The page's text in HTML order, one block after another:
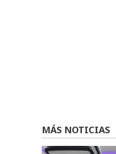
MÁS NOTICIAS